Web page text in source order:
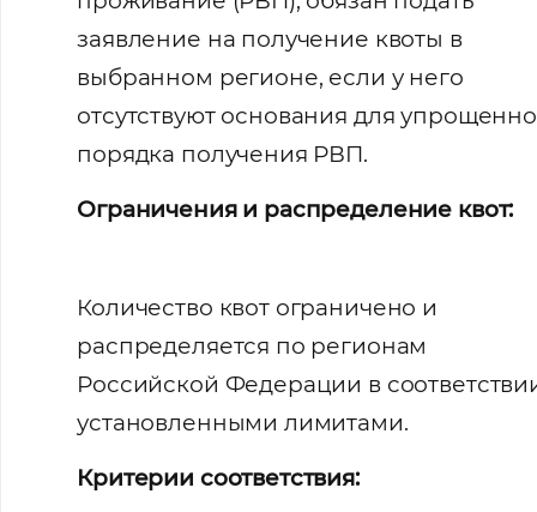
заявление на получение квоты в
выбранном регионе, если у него
отсутствуют основания для
порядка получения РВП.
Ограничения и распределение квот:
Количество квот ограничено и
распределяется по регионам
Российской Федерации в
установленными лимитами.
Критерии соответствия: